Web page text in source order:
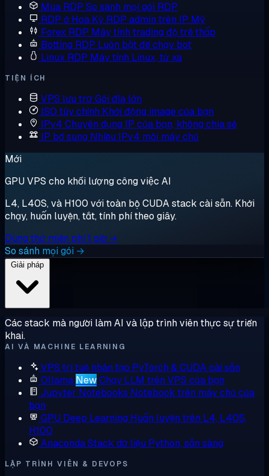
Mua RDP So sánh mọi gói RDP
RDP ở Hoa Kỳ RDP admin trên IP Mỹ
Forex RDP Máy tính trading độ trễ thấp
Botting RDP Luôn bật để chạy bot
Linux RDP Máy tính Linux, từ xa
TIỆN ÍCH
VPS lưu trữGói đĩa lớn
ISO tùy chỉnh Khởi động image của bạn
IPv4 Chuyên dụng IP của bạn, không chia sẻ
IP bổ sung Nhiều IPv4 mỗi máy chủ
Mới
GPU VPS cho khối lượng công việc AI
L4, L40S, và H100 với toàn bộ CUDA stack cài sẵn. Khởi
chạy, huấn luyện, tắt, tính phí theo giây.
Dùng thử miễn phí 1 giờ →
So sánh mọi gói →
Các stack mà người làm AI và lập trình viên thực sự triển
khai.
AI VÀ MACHINE LEARNING
VPS trí tuệ nhân tạo PyTorch & CUDA cài sẵn
Ollama NewChạy LLM trên VPS của bạn
Jupyter Notebooks Notebook trên máy chủ của
bạn
GPU Deep Learning Huấn luyện trên L4, L40S,
H100
AnacondaStack dữ liệu Python, sẵn sàng
LẬP TRÌNH VIÊN & DEVOPS